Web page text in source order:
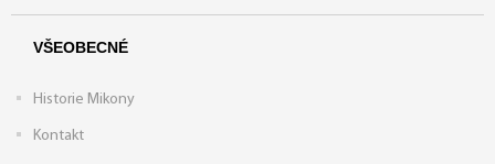
VŠEOBECNÉ
Historie Mikony
Kontakt